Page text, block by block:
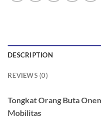
DESCRIPTION
REVIEWS (0)
Tongkat Orang Buta
Mobilitas